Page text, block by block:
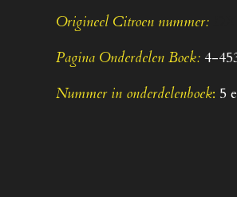
Origineel Citroen nummer:
Pagina Onderdelen Boek: 4-
Nummer in onderdelenboek: 5